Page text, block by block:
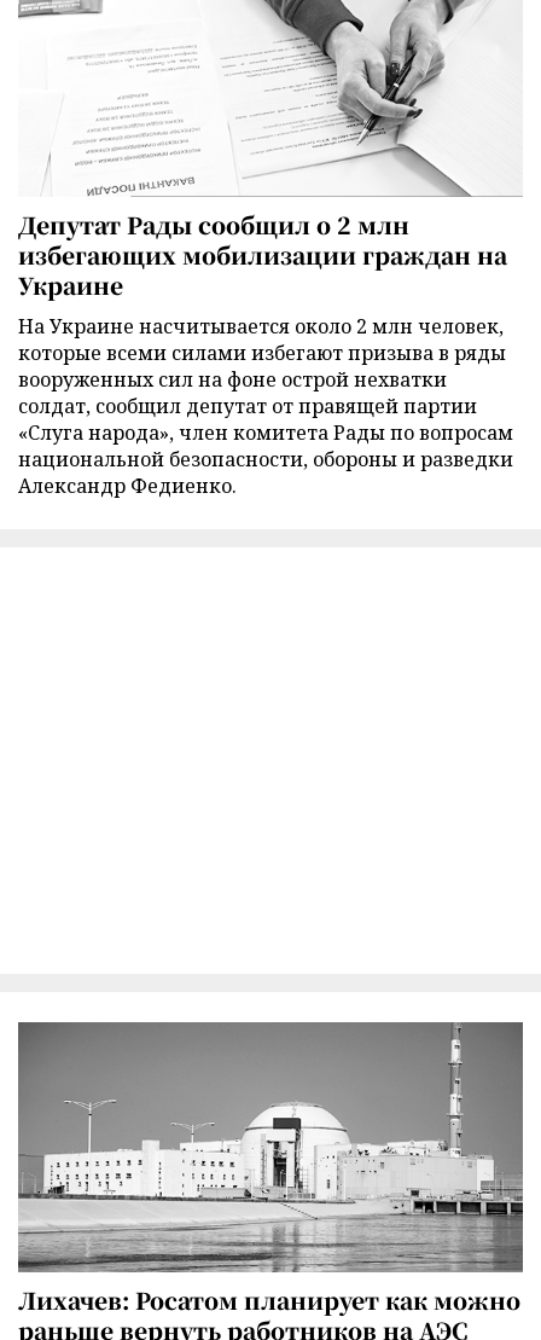
Депутат Рады сообщил о 2 млн
избегающих мобилизации граждан на
Украине
На Украине насчитывается около 2 млн человек,
которые всеми силами избегают призыва в ряды
вооруженных сил на фоне острой нехватки
солдат, сообщил депутат от правящей партии
«Слуга народа», член комитета Рады по вопросам
национальной безопасности, обороны и разведки
Александр Федиенко.
Лихачев: Росатом планирует как можно
раньше вернуть работников на АЭС